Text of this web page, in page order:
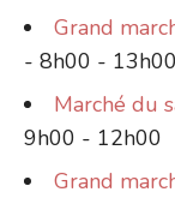
Grand
- 8h00 - 13h00
Marché du
9h00 - 12h00
Grand